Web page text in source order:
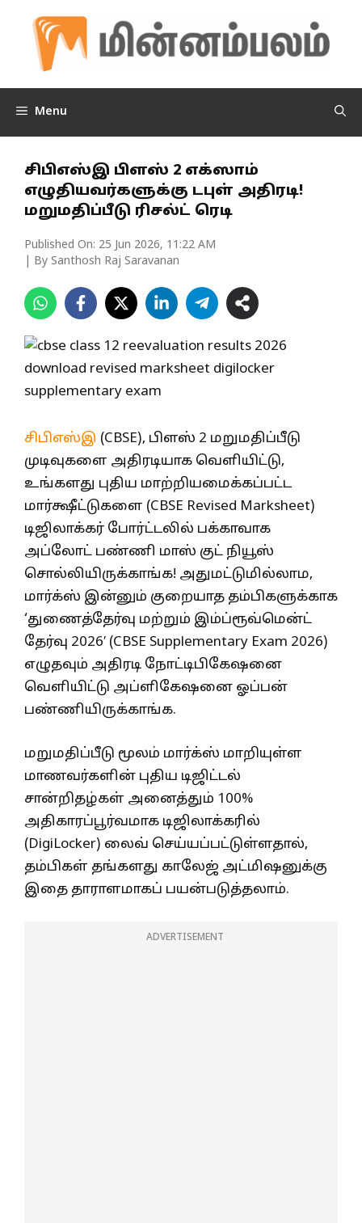
content
Menu
சிபிஎஸ்இ பிளஸ் 2 எக்ஸாம்
எழுதியவர்களுக்கு டபுள் அதிரடி!
மறுமதிப்பீடு ரிசல்ட் ரெடி
Published On: 25 Jun 2026, 11:22 AM
| By Santhosh Raj Saravanan
சிபிஎஸ்இ (CBSE), பிளஸ் 2 மறுமதிப்பீடு
முடிவுகளை அதிரடியாக வெளியிட்டு,
உங்களது புதிய மாற்றியமைக்கப்பட்ட
மார்க்ஷீட்டுகளை (CBSE Revised Marksheet)
டிஜிலாக்கர் போர்ட்டலில் பக்காவாக
அப்லோட் பண்ணி மாஸ் குட் நியூஸ்
சொல்லியிருக்காங்க! அதுமட்டுமில்லாம,
மார்க்ஸ் இன்னும் குறையாத தம்பிகளுக்காக
‘துணைத்தேர்வு மற்றும் இம்ப்ரூவ்மென்ட்
தேர்வு 2026′ (CBSE Supplementary Exam 2026)
எழுதவும் அதிரடி நோட்டிபிகேஷனை
வெளியிட்டு அப்ளிகேஷனை ஓப்பன்
பண்ணியிருக்காங்க.
மறுமதிப்பீடு மூலம் மார்க்ஸ் மாறியுள்ள
மாணவர்களின் புதிய டிஜிட்டல்
சான்றிதழ்கள் அனைத்தும் 100%
அதிகாரப்பூர்வமாக டிஜிலாக்கரில்
(DigiLocker) லைவ் செய்யப்பட்டுள்ளதால்,
தம்பிகள் தங்களது காலேஜ் அட்மிஷனுக்கு
இதை தாராளமாகப் பயன்படுத்தலாம்.
ADVERTISEMENT